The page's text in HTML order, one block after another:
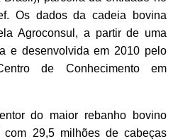
Os dados da cadeia bovina
Agroconsul, a partir de uma
e desenvolvida em 2010 pelo
de Conhecimento em
do maior rebanho bovino
29,5 milhões de cabeças